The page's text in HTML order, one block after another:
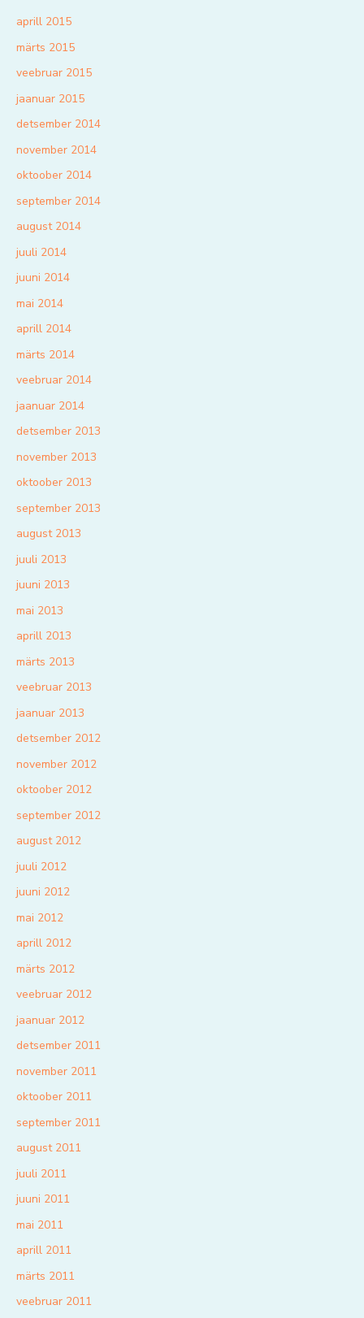
aprill 2015
märts 2015
veebruar 2015
jaanuar 2015
detsember 2014
november 2014
oktoober 2014
september 2014
august 2014
juuli 2014
juuni 2014
mai 2014
aprill 2014
märts 2014
veebruar 2014
jaanuar 2014
detsember 2013
november 2013
oktoober 2013
september 2013
august 2013
juuli 2013
juuni 2013
mai 2013
aprill 2013
märts 2013
veebruar 2013
jaanuar 2013
detsember 2012
november 2012
oktoober 2012
september 2012
august 2012
juuli 2012
juuni 2012
mai 2012
aprill 2012
märts 2012
veebruar 2012
jaanuar 2012
detsember 2011
november 2011
oktoober 2011
september 2011
august 2011
juuli 2011
juuni 2011
mai 2011
aprill 2011
märts 2011
veebruar 2011